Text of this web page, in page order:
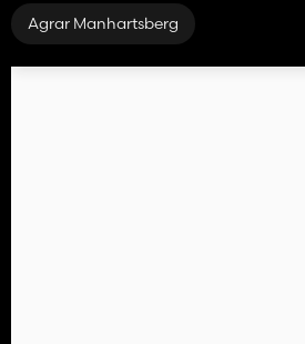
Agrar Manhartsberg